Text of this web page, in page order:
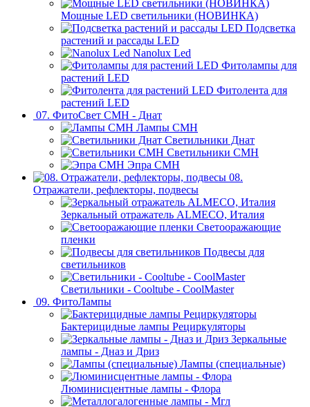
Мощные LED светильники (НОВИНКА)
Подсветка
растений и рассады LED
Nanolux Led
Фитолампы для
растений LED
Фитолента для
растений LED
07. ФитоСвет CMH - Днат
Лампы СМН
Светильники Днат
Светильники СМН
Эпра СМН
08.
Отражатели, рефлекторы, подвесы
Зеркальный отражатель ALMECO, Италия
Светооражающие
пленки
Подвесы для
светильников
Светильники - Cooltube - CoolMaster
09. ФитоЛампы
Бактерицидные лампы Рециркуляторы
Зеркальные
лампы - Дназ и Дриз
Лампы (специальные)
Люминисцентные лампы - Флора